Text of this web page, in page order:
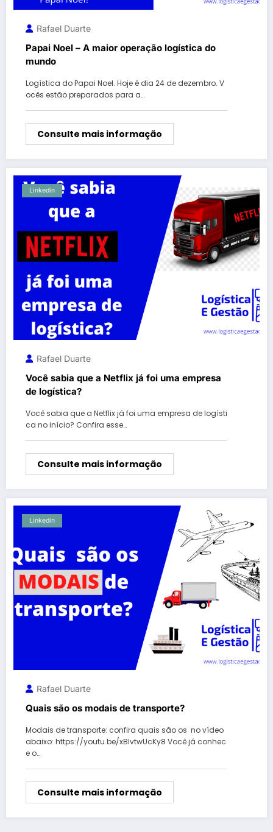
Rafael Duarte
Papai Noel – A maior operação logística do
mundo
Logística do Papai Noel. Hoje é dia 24 de dezembro. V
ocês estão preparados para a…
Consulte mais informação
Linkedin
Rafael Duarte
Você sabia que a Netflix já foi uma empresa
de logística?
Você sabia que a Netflix já foi uma empresa de logísti
ca no início? Confira esse…
Consulte mais informação
Linkedin
Rafael Duarte
Quais são os modais de transporte?
Modais de transporte: confira quais são os no vídeo
abaixo: https://youtu.be/xBIvtwUcKy8 Você já conhec
e o…
Consulte mais informação